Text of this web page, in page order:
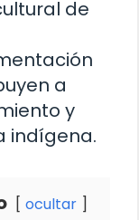
de
a
y
indígena.
ocultar